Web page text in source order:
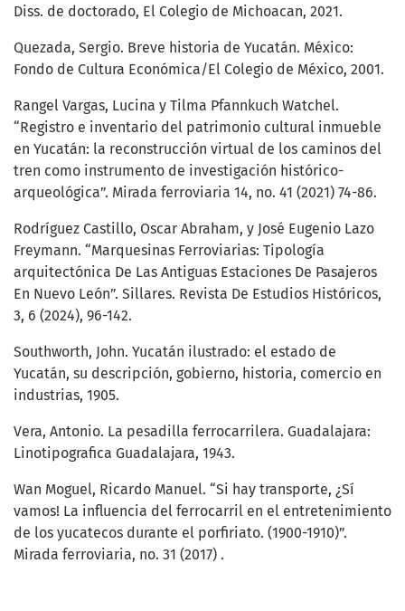
Diss. de doctorado, El Colegio de Michoacan, 2021.
Quezada, Sergio. Breve historia de Yucatán. México:
Fondo de Cultura Económica/El Colegio de México, 2001.
Rangel Vargas, Lucina y Tilma Pfannkuch Watchel.
“Registro e inventario del patrimonio cultural inmueble
en Yucatán: la reconstrucción virtual de los caminos del
tren como instrumento de investigación histórico-
arqueológica”. Mirada ferroviaria 14, no. 41 (2021) 74-86.
Rodríguez Castillo, Oscar Abraham, y José Eugenio Lazo
Freymann. “Marquesinas Ferroviarias: Tipología
arquitectónica De Las Antiguas Estaciones De Pasajeros
En Nuevo León”. Sillares. Revista De Estudios Históricos,
3, 6 (2024), 96-142.
Southworth, John. Yucatán ilustrado: el estado de
Yucatán, su descripción, gobierno, historia, comercio en
industrias, 1905.
Vera, Antonio. La pesadilla ferrocarrilera. Guadalajara:
Linotipografica Guadalajara, 1943.
Wan Moguel, Ricardo Manuel. “Si hay transporte, ¿Sí
vamos! La influencia del ferrocarril en el entretenimiento
de los yucatecos durante el porfiriato. (1900-1910)”.
Mirada ferroviaria, no. 31 (2017) .